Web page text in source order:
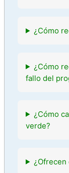
¿Cómo
¿Cómo
fallo del
¿Cómo
verde?
¿Ofrecen